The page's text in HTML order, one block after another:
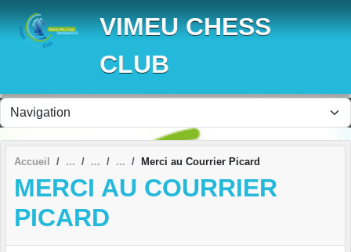
VIMEU CHESS
CLUB
Accueil Merci au Courrier Picard
MERCI AU COURRIER
PICARD